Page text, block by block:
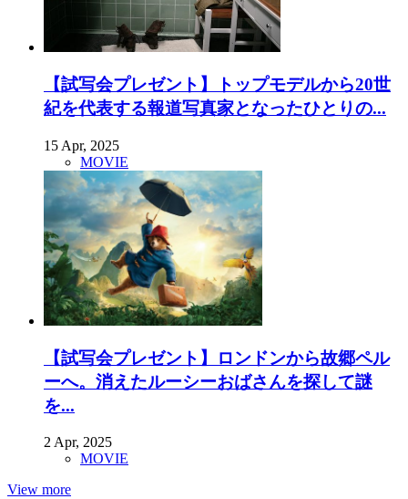
【試写会プレゼント】トップモデルから20世
紀を代表する報道写真家となったひとりの...
15 Apr, 2025
MOVIE
【試写会プレゼント】ロンドンから故郷ペル
ーへ。消えたルーシーおばさんを探して謎
を...
2 Apr, 2025
MOVIE
View more